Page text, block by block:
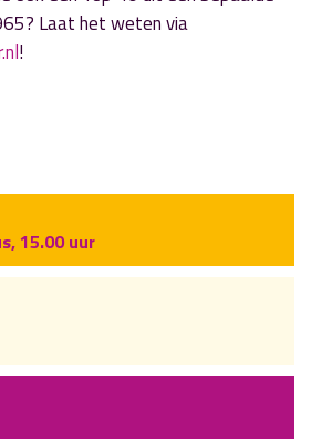
Laat het weten via
!
15.00 uur